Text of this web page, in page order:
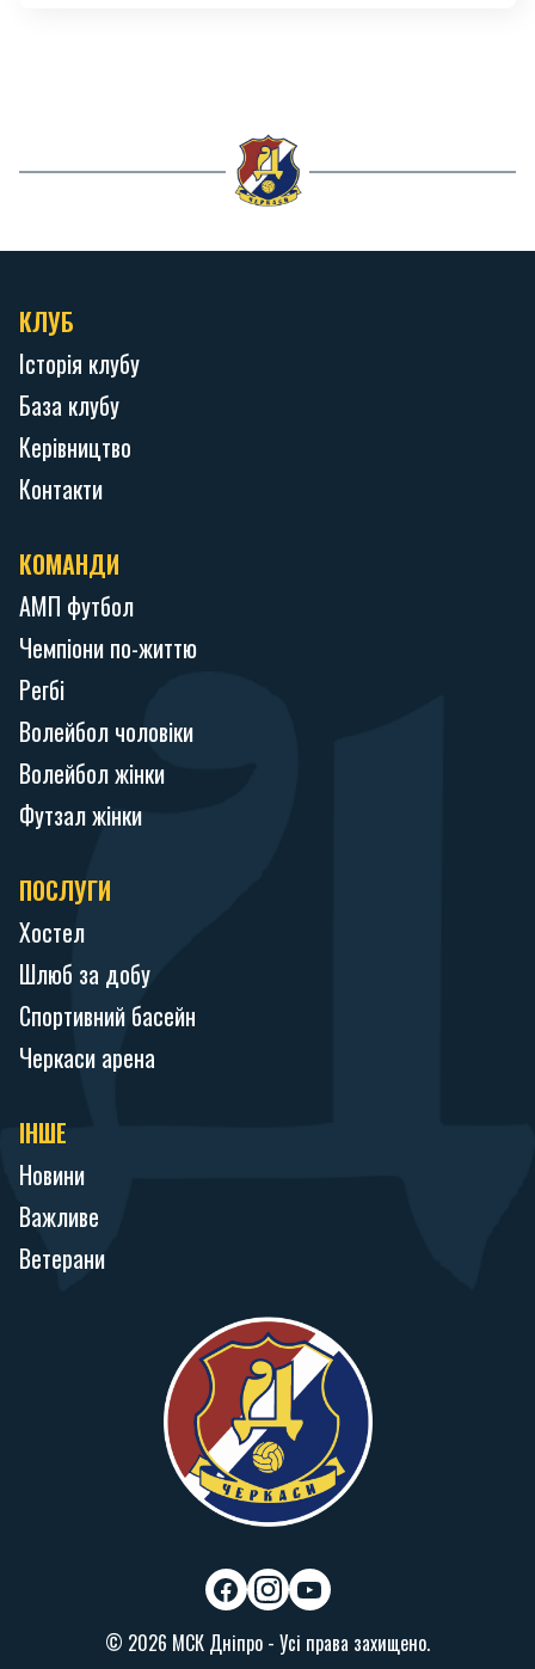
f
a
i
n
y
o
© 2026 МСК Дніпро - Усі права захищено.
КЛУБ
Історія клубу
База клубу
Керівництво
Контакти
КОМАНДИ
АМП футбол
Чемпіони по-життю
Регбі
Волейбол чоловіки
Волейбол жінки
Футзал жінки
ПОСЛУГИ
Хостел
Шлюб за добу
Спортивний басейн
Черкаси арена
ІНШЕ
Новини
Важливе
Ветерани